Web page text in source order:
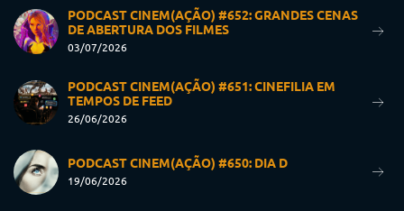
PODCAST CINEM(AÇÃO) #652: GRANDES CENAS
DE ABERTURA DOS FILMES
03/07/2026
PODCAST CINEM(AÇÃO) #651: CINEFILIA EM
TEMPOS DE FEED
26/06/2026
PODCAST CINEM(AÇÃO) #650: DIA D
19/06/2026